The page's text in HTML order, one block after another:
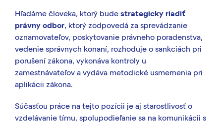
Hľadáme človeka, ktorý bude strategicky riadiť
právny odbor , ktorý zodpovedá za sprevádzanie
oznamovateľov, poskytovanie právneho poradenstva,
vedenie správnych konaní, rozhoduje o sankciách pri
porušení zákona, vykonáva kontroly u
zamestnávateľov a vydáva metodické usmernenia pri
aplikácii zákona.
Súčasťou práce na tejto pozícii je aj starostlivosť o
vzdelávanie tímu, spolupodieľanie sa na komunikácii s